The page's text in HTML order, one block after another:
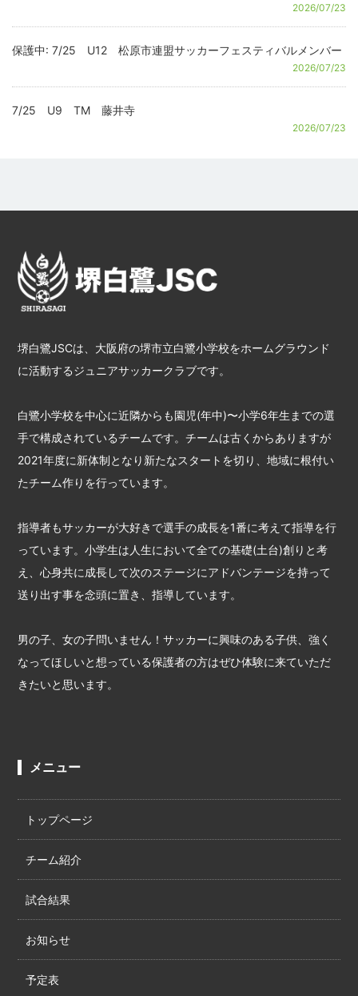
2026/07/23
保護中: 7/25 U12 松原市連盟サッカーフェスティバルメンバー
2026/07/23
7/25 U9 TM 藤井寺
2026/07/23
堺白鷺JSCは、大阪府の堺市立白鷺小学校をホームグラウンド
に活動するジュニアサッカークラブです。
白鷺小学校を中心に近隣からも園児(年中)〜小学6年生までの選
手で構成されているチームです。チームは古くからありますが
2021年度に新体制となり新たなスタートを切り、地域に根付い
たチーム作りを行っています。
指導者もサッカーが大好きで選手の成長を1番に考えて指導を行
っています。小学生は人生において全ての基礎(土台)創りと考
え、心身共に成長して次のステージにアドバンテージを持って
送り出す事を念頭に置き、指導しています。
男の子、女の子問いません！サッカーに興味のある子供、強く
なってほしいと想っている保護者の方はぜひ体験に来ていただ
きたいと思います。
メニュー
トップページ
チーム紹介
試合結果
お知らせ
予定表